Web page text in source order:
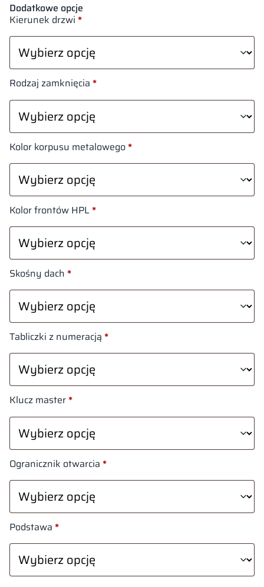
Dodatkowe opcje
Kierunek drzwi *
Rodzaj zamknięcia *
Kolor korpusu metalowego *
Kolor frontów HPL *
Skośny dach *
Tabliczki z numeracją *
Klucz master *
Ogranicznik otwarcia *
Podstawa *